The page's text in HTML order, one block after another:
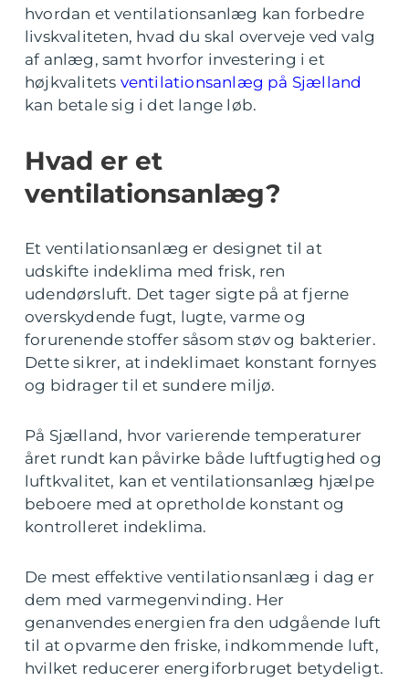
hvordan et ventilationsanlæg kan forbedre
livskvaliteten, hvad du skal overveje ved valg
af anlæg, samt hvorfor investering i et
højkvalitets ventilationsanlæg på Sjælland
kan betale sig i det lange løb.
Hvad er et
ventilationsanlæg?
Et ventilationsanlæg er designet til at
udskifte indeklima med frisk, ren
udendørsluft. Det tager sigte på at fjerne
overskydende fugt, lugte, varme og
forurenende stoffer såsom støv og bakterier.
Dette sikrer, at indeklimaet konstant fornyes
og bidrager til et sundere miljø.
På Sjælland, hvor varierende temperaturer
året rundt kan påvirke både luftfugtighed og
luftkvalitet, kan et ventilationsanlæg hjælpe
beboere med at opretholde konstant og
kontrolleret indeklima.
De mest effektive ventilationsanlæg i dag er
dem med varmegenvinding. Her
genanvendes energien fra den udgående luft
til at opvarme den friske, indkommende luft,
hvilket reducerer energiforbruget betydeligt.